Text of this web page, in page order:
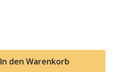
In den Warenkorb